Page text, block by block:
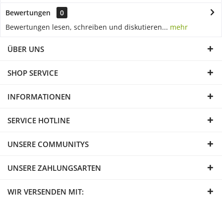
Bewertungen
0
Bewertungen lesen, schreiben und diskutieren... mehr
ÜBER UNS
SHOP SERVICE
INFORMATIONEN
SERVICE HOTLINE
UNSERE COMMUNITYS
UNSERE ZAHLUNGSARTEN
WIR VERSENDEN MIT: